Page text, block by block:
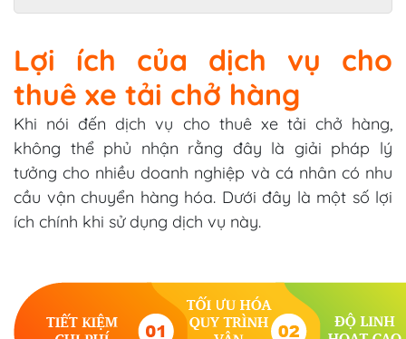
Lợi ích của dịch vụ cho
thuê xe tải chở hàng
Khi nói đến dịch vụ cho thuê xe tải chở hàng,
không thể phủ nhận rằng đây là giải pháp lý
tưởng cho nhiều doanh nghiệp và cá nhân có nhu
cầu vận chuyển hàng hóa. Dưới đây là một số lợi
ích chính khi sử dụng dịch vụ này.